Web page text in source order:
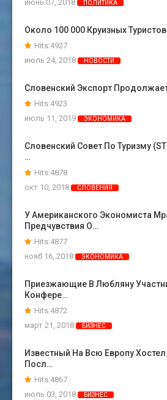
июнь 07, 2018 ПОЛИТИКА
Около 100 000 Круизных
Hits:4927
июль 24, 2018
НОВОСТИ
Словенский Экспорт
Hits:4923
июль 11, 2019
ЭКОНОМИКА
Словенский Совет По Туризму
…
Hits:4878
окт 10, 2018
СЛОВЕНИЯ
У Американского Экономиста
Предчувствия О…
Hits:4877
нояб 16, 2018
ЭКОНОМИКА
Приезжающие В Любляну
Конфере…
Hits:4872
март 21, 2018
БИЗНЕС
Известный На Всю Европу
Посл…
Hits:4867
июль 03, 2018
БИЗНЕС